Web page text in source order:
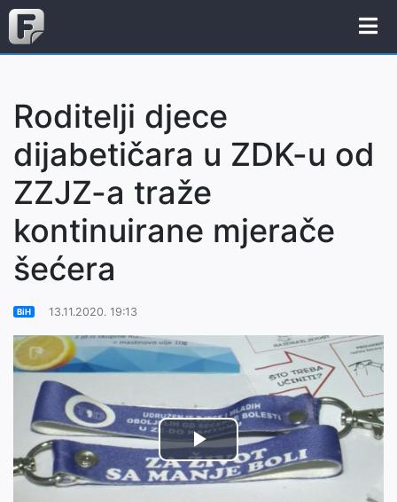
Roditelji djece
dijabetičara u ZDK-u od
ZZJZ-a traže
kontinuirane mjerače
šećera
BiH 13.11.2020. 19:13
Play